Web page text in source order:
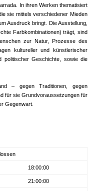
In ihren Werken thematisiert
sie mittels verschiedener Mieden
Ausdruck bringt. Die Ausstellung,
Farbkombinationen) trägt, sind
zur Natur, Prozesse des
kultureller und künstlerischer
politischer Geschichte, sowie die
– gegen Traditionen, gegen
für sie Grundvoraussetzungen für
Gegenwart.
18:00:00
21:00:00